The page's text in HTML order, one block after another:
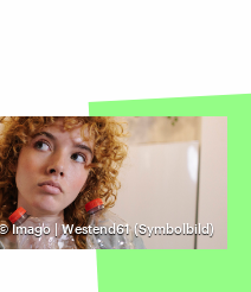
Imago | Westend61 (Symbolbild)